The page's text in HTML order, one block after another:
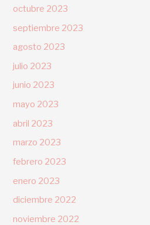
octubre 2023
septiembre 2023
agosto 2023
julio 2023
junio 2023
mayo 2023
abril 2023
marzo 2023
febrero 2023
enero 2023
diciembre 2022
noviembre 2022